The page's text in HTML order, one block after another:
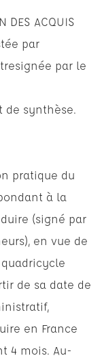
DES ACQUIS
par
par le
de synthèse.
pratique du
à la
(signé par
en vue de
de sa date de
en France
4 mois. Au-